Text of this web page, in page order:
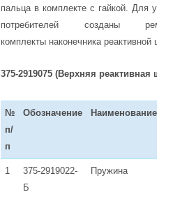
пальца в комплекте с гайкой. Для
потребителей созданы
комплекты наконечника реактивной
375-2919075 (Верхняя реактивная
№
п/
п
Обозначение Наименование
1
375-2919022-
Б
Пружина